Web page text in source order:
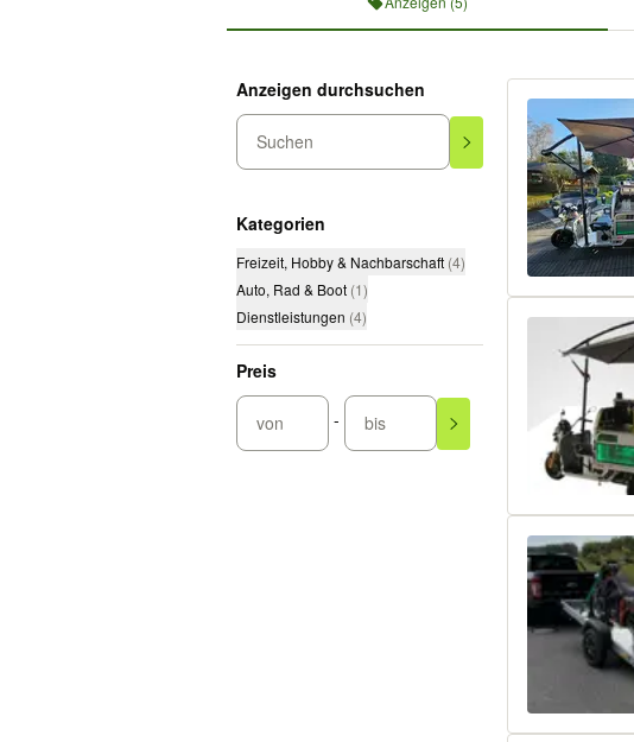
Anzeigen durchsuchen
Suchen
Kategorien
Freizeit, Hobby & Nachbarschaft (4)
Auto, Rad & Boot (1)
Dienstleistungen (4)
Preis
von - bis